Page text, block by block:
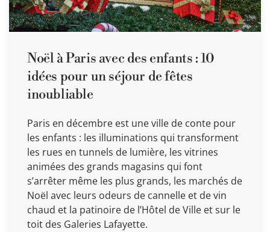
Noël à Paris avec des enfants : 10
idées pour un séjour de fêtes
inoubliable
Paris en décembre est une ville de conte pour
les enfants : les illuminations qui transforment
les rues en tunnels de lumière, les vitrines
animées des grands magasins qui font
s’arrêter même les plus grands, les marchés de
Noël avec leurs odeurs de cannelle et de vin
chaud et la patinoire de l’Hôtel de Ville et sur le
toit des Galeries Lafayette.